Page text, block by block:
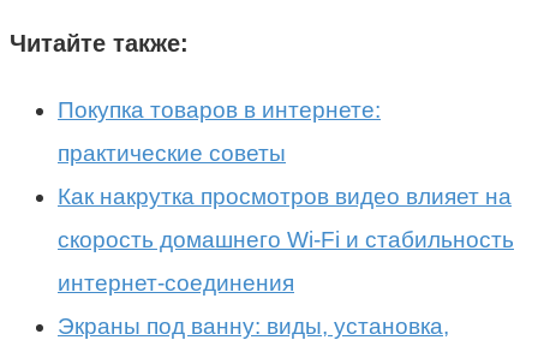
Читайте также:
Покупка товаров в интернете:
практические советы
Как накрутка просмотров видео влияет на
скорость домашнего Wi-Fi и стабильность
интернет-соединения
Экраны под ванну: виды, установка,